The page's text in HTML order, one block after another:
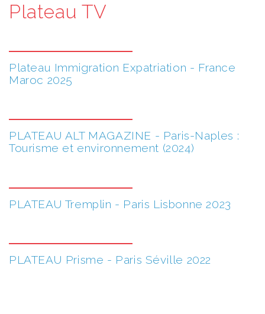
Plateau TV
Plateau Immigration Expatriation - France
Maroc 2025
PLATEAU ALT MAGAZINE - Paris-Naples :
Tourisme et environnement (2024)
PLATEAU Tremplin - Paris Lisbonne 2023
PLATEAU Prisme - Paris Séville 2022